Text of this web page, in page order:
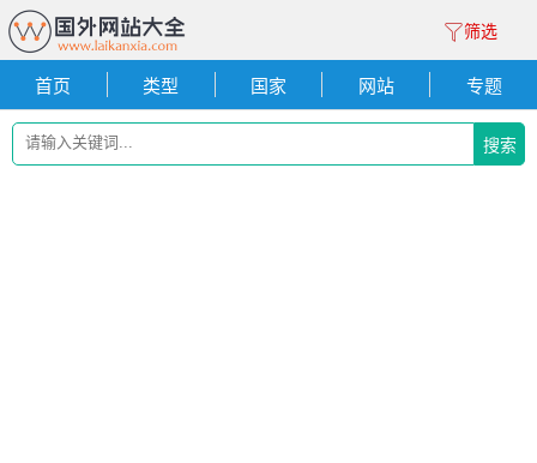
筛选
首页 类型 国家 网站 专题
搜索